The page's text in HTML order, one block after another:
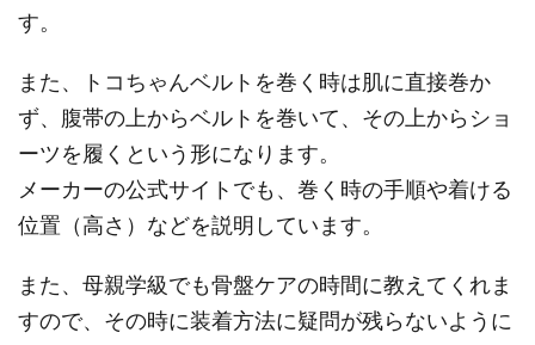
す。
また、トコちゃんベルトを巻く時は肌に直接巻か
ず、腹帯の上からベルトを巻いて、その上からショ
ーツを履くという形になります。
メーカーの公式サイトでも、巻く時の手順や着ける
位置（高さ）などを説明しています。
また、母親学級でも骨盤ケアの時間に教えてくれま
すので、その時に装着方法に疑問が残らないように